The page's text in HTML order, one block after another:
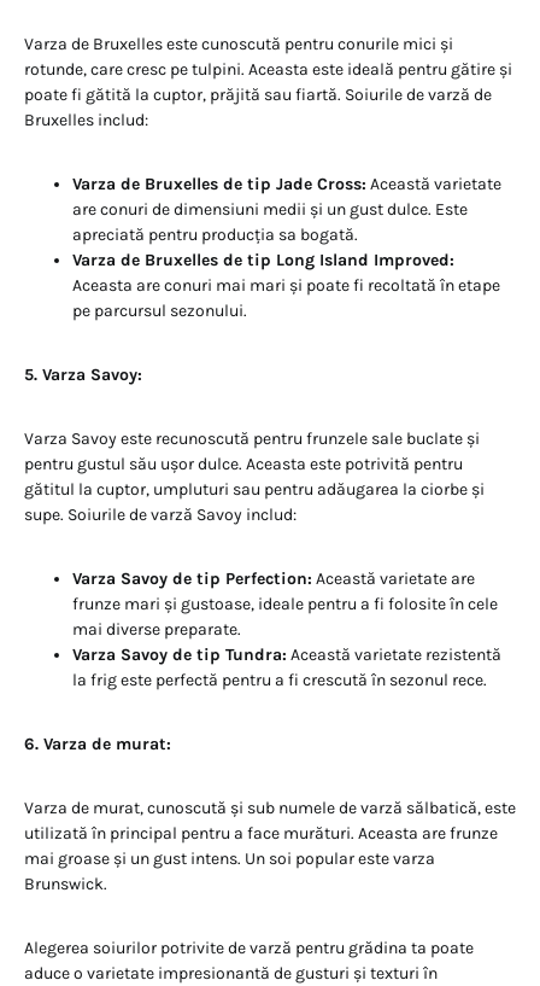
Varza de Bruxelles este cunoscută pentru conurile mici și
rotunde, care cresc pe tulpini. Aceasta este ideală pentru gătire și
poate fi gătită la cuptor, prăjită sau fiartă. Soiurile de varză de
Bruxelles includ:
Varza de Bruxelles de tip Jade Cross: Această varietate
are conuri de dimensiuni medii și un gust dulce. Este
apreciată pentru producția sa bogată.
Varza de Bruxelles de tip Long Island Improved:
Aceasta are conuri mai mari și poate fi recoltată în etape
pe parcursul sezonului.
5. Varza Savoy:
Varza Savoy este recunoscută pentru frunzele sale buclate și
pentru gustul său ușor dulce. Aceasta este potrivită pentru
gătitul la cuptor, umpluturi sau pentru adăugarea la ciorbe și
supe. Soiurile de varză Savoy includ:
Varza Savoy de tip Perfection: Această varietate are
frunze mari și gustoase, ideale pentru a fi folosite în cele
mai diverse preparate.
Varza Savoy de tip Tundra: Această varietate rezistentă
la frig este perfectă pentru a fi crescută în sezonul rece.
6. Varza de murat:
Varza de murat, cunoscută și sub numele de varză sălbatică, este
utilizată în principal pentru a face murături. Aceasta are frunze
mai groase și un gust intens. Un soi popular este varza
Brunswick.
Alegerea soiurilor potrivite de varză pentru grădina ta poate
aduce o varietate impresionantă de gusturi și texturi în